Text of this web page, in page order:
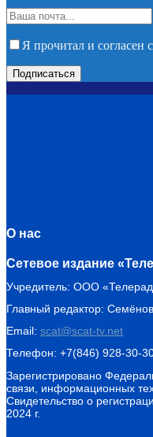
Я прочитал и согласен с
О нас
Сетевое издание
Учредитель: ООО
Главный редактор:
Email: scat@scat-tv.net
Телефон: +7(846) 928-30-
Зарегистрировано
связи, информационных
Свидетельство о
2024 г.